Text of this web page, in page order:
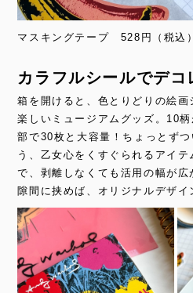
マスキングテープ 528円（税込）
カラフルシールでデコ
箱を開けると、色とりどりの絵画
楽しいミュージアムグッズ。10
部で30枚と大容量！ちょっとず
う、乙女心をくすぐられるアイ
で、剥離しなくても活用の幅が
隙間に挟めば、オリジナルデザイ